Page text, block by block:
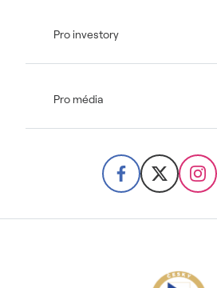
Pro investory
Pro média